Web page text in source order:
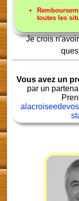
toutes les
Je crois
Vous avez un
par un